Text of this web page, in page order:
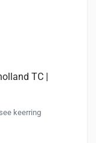
TC |
keerring